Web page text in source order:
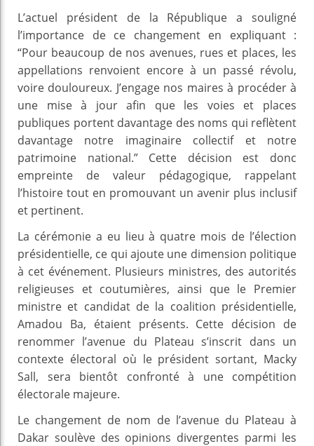
L’actuel président de la République a souligné
l’importance de ce changement en expliquant :
“Pour beaucoup de nos avenues, rues et places, les
appellations renvoient encore à un passé révolu,
voire douloureux. J’engage nos maires à procéder à
une mise à jour afin que les voies et places
publiques portent davantage des noms qui reflètent
davantage notre imaginaire collectif et notre
patrimoine national.” Cette décision est donc
empreinte de valeur pédagogique, rappelant
l’histoire tout en promouvant un avenir plus inclusif
et pertinent.
La cérémonie a eu lieu à quatre mois de l’élection
présidentielle, ce qui ajoute une dimension politique
à cet événement. Plusieurs ministres, des autorités
religieuses et coutumières, ainsi que le Premier
ministre et candidat de la coalition présidentielle,
Amadou Ba, étaient présents. Cette décision de
renommer l’avenue du Plateau s’inscrit dans un
contexte électoral où le président sortant, Macky
Sall, sera bientôt confronté à une compétition
électorale majeure.
Le changement de nom de l’avenue du Plateau à
Dakar soulève des opinions divergentes parmi les